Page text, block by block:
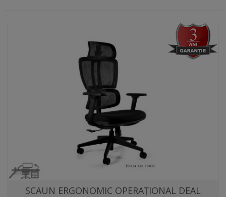
SCAUN ERGONOMIC OPERAȚIONAL DEAL